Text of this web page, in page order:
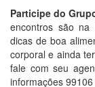
Participe do
encontros são na
dicas de boa
corporal e ainda
fale com seu
informações